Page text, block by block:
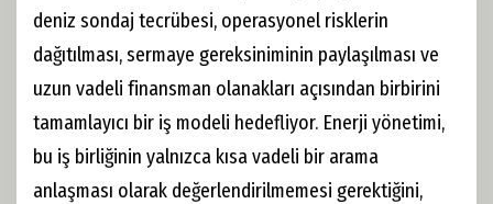
deniz sondaj tecrübesi, operasyonel risklerin
dağıtılması, sermaye gereksiniminin paylaşılması ve
uzun vadeli finansman olanakları açısından birbirini
tamamlayıcı bir iş modeli hedefliyor. Enerji yönetimi,
bu iş birliğinin yalnızca kısa vadeli bir arama
anlaşması olarak değerlendirilmemesi gerektiğini,